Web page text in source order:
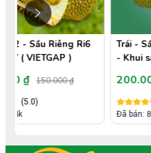
Trái - Sầu riêng Musang King
- Khui sầu
200.000 ₫ 300.000 ₫